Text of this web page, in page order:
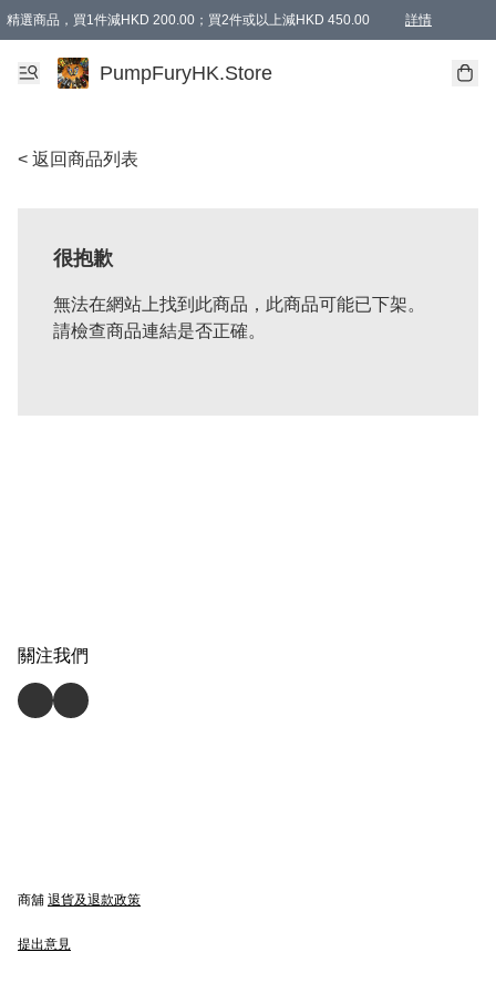
精選商品，買1件減HKD 200.00；買2件或以上減HKD 450.00 詳情
AAPE商品,會員專享9折或以上（按會員等級）AAPE products, members can
精選商品，任選買2件或以上減HKD 100.00
購物滿 HKD 800.00即享免運費優惠！（適用於 特定的送貨方式 )
PumpFuryHK.Store
< 返回商品列表
很抱歉
無法在網站上找到此商品，此商品可能已下架。
請檢查商品連結是否正確。
關注我們
商舖 退貨及退款政策
提出意見